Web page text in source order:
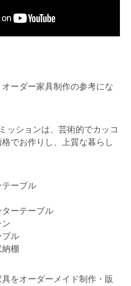
ーダー家具制作の参考にな
ッションは、芸術的でカッコ
でお作りし、上質な暮らし
ーブル
ターテーブル
ブル
棚
をオーダーメイド制作・販